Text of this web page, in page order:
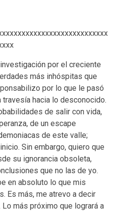
por el creciente
más inhóspitas que
por lo que le pasó
travesía hacia lo desconocido.
de salir con vida,
de un escape
de este valle;
Sin embargo, quiero que
su ignorancia obsoleta,
que no las de yo.
en absoluto lo que mis
Es más, me atrevo a decir
más próximo que logrará a